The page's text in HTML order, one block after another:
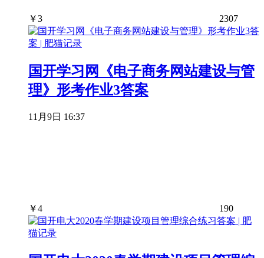
￥3 2307
国开学习网《电子商务网站建设与管
理》形考作业3答案
11月9日 16:37
￥4 190